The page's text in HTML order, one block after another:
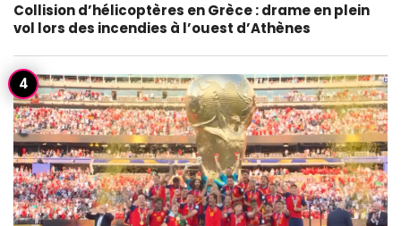
Collision d’hélicoptères en Grèce : drame en plein
vol lors des incendies à l’ouest d’Athènes